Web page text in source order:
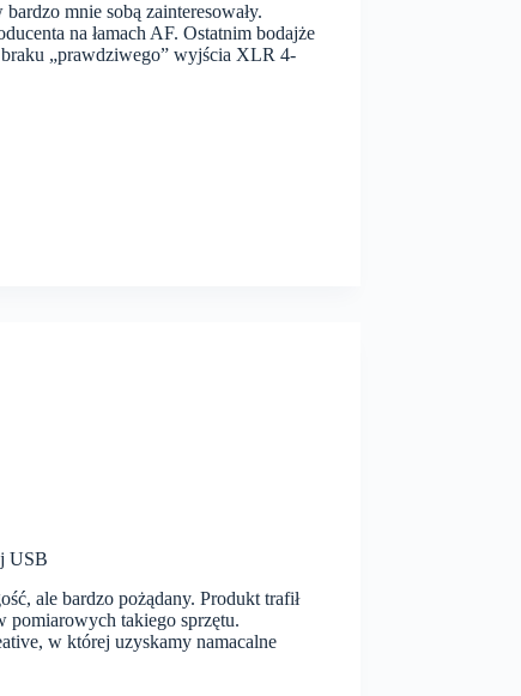
mnie sobą zainteresowały.
na łamach AF. Ostatnim bodajże
braku „prawdziwego” wyjścia XLR 4-
USB
ale bardzo pożądany. Produkt trafił
pomiarowych takiego sprzętu.
w której uzyskamy namacalne